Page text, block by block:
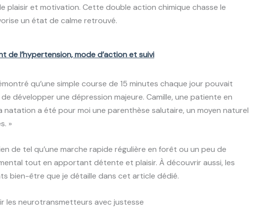
plaisir et motivation. Cette double action chimique chasse le
un état de calme retrouvé.
de l’hypertension, mode d’action et suivi
qu’une simple course de 15 minutes chaque jour pouvait
développer une dépression majeure. Camille, une patiente en
natation a été pour moi une parenthèse salutaire, un moyen naturel
»
de tel qu’une marche rapide régulière en forêt ou un peu de
tout en apportant détente et plaisir. À découvrir aussi, les
bien-être que je détaille dans cet article dédié.
les neurotransmetteurs avec justesse